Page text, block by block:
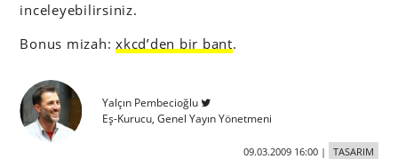
inceleyebilirsiniz.
Bonus mizah:xkcd’den bir bant.
Yalçın Pembecioğlu
Eş-Kurucu, Genel Yayın Yönetmeni
09.03.2009 16:00| TASARIM